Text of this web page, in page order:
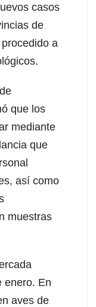
casos
de
a
que los
mediante
que
así como
muestras
enero. En
aves de